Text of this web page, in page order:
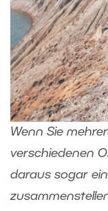
Wenn Sie
verschiedenen
daraus sogar ein